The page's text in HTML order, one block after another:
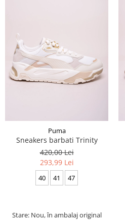
Puma
Sneakers barbati Trinity
420,00 Lei
293,99 Lei
40 41 47
Stare: Nou, în ambalaj original